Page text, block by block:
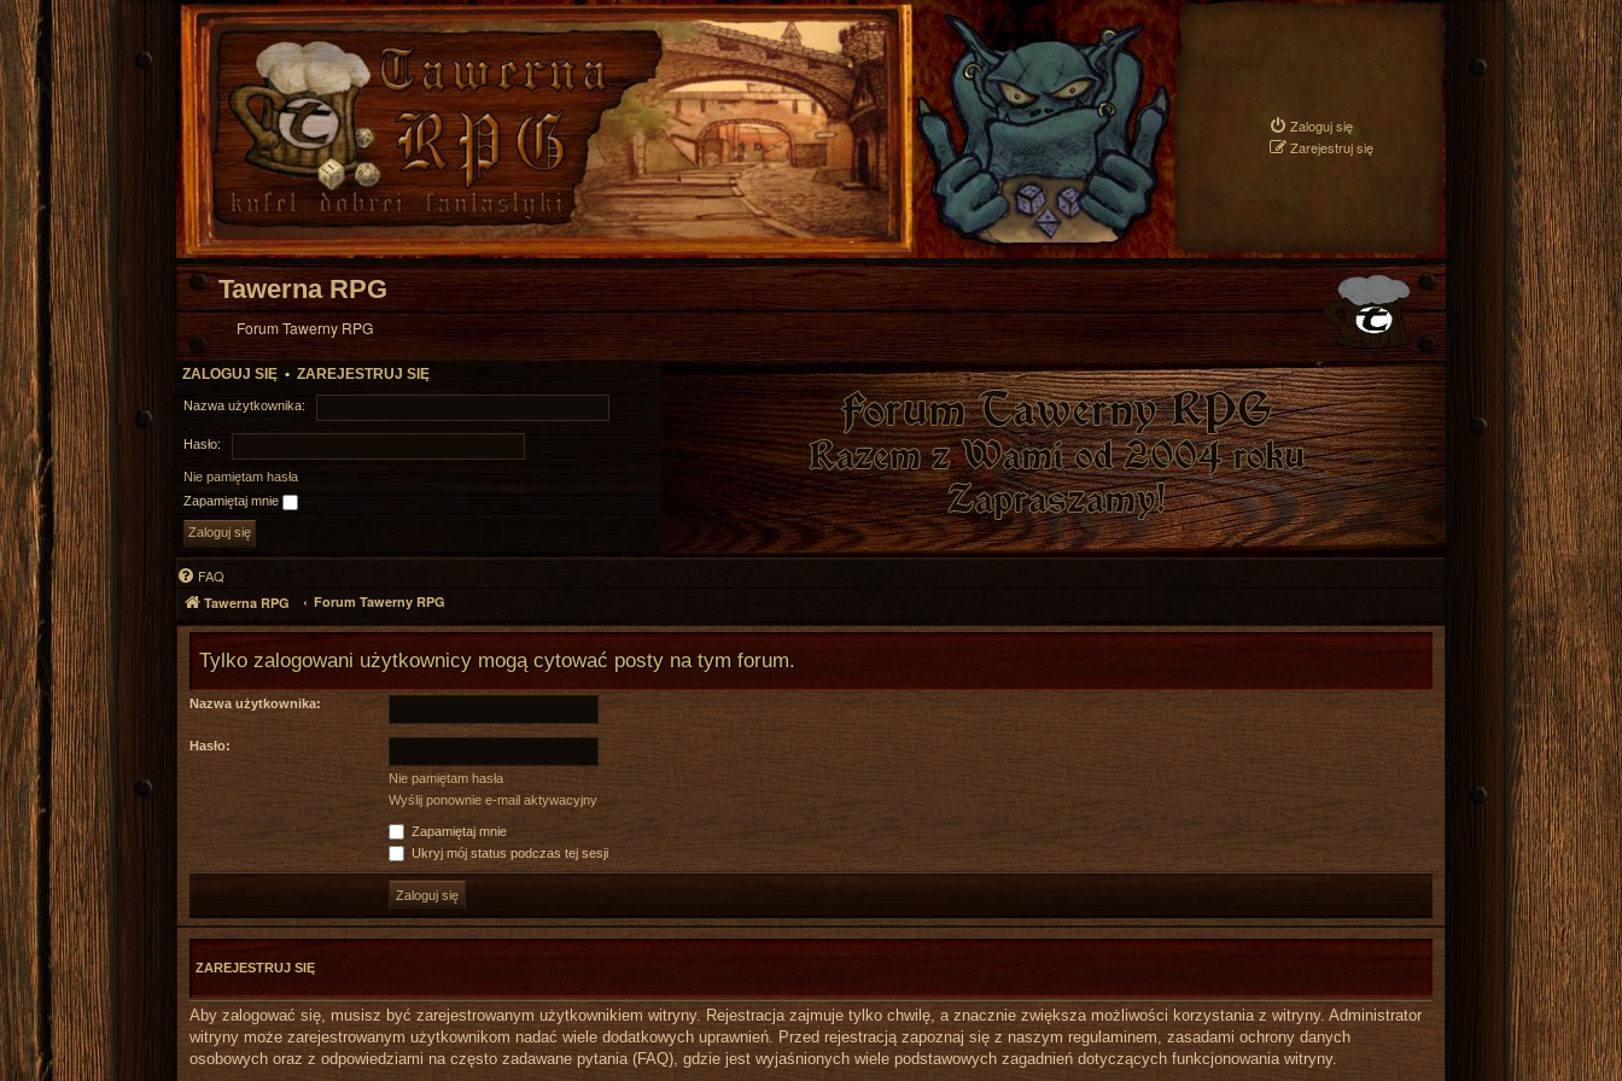
Zaloguj się
Zarejestruj się
Tawerna RPG
Forum Tawerny RPG
ZALOGUJ SIĘ • ZAREJESTRUJ SIĘ
Nazwa użytkownika:
Hasło:
Nie pamiętam hasła
Zapamiętaj mnie
FAQ
Tawerna RPG Forum Tawerny RPG
Tylko zalogowani użytkownicy mogą cytować posty na tym forum.
Nazwa użytkownika:
Hasło:
Nie pamiętam hasła
Wyślij ponownie e-mail aktywacyjny
Zapamiętaj mnie
Ukryj mój status podczas tej sesji
ZAREJESTRUJ SIĘ
Aby zalogować się, musisz być zarejestrowanym użytkownikiem witryny. Rejestracja zajmuje tylko chwilę, a znacznie zwiększa możliwości korzystania z witryny. Administrator
witryny może zarejestrowanym użytkownikom nadać wiele dodatkowych uprawnień. Przed rejestracją zapoznaj się z naszym regulaminem, zasadami ochrony danych
osobowych oraz z odpowiedziami na często zadawane pytania (FAQ), gdzie jest wyjaśnionych wiele podstawowych zagadnień dotyczących funkcjonowania witryny.